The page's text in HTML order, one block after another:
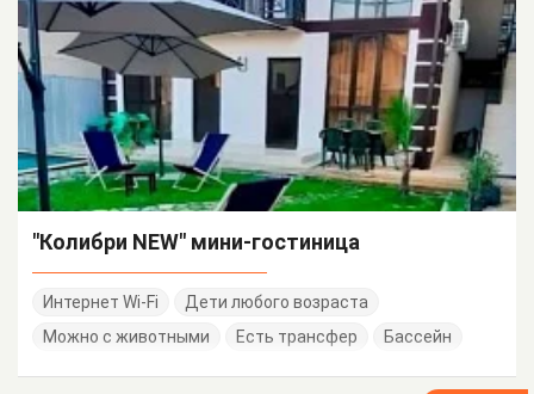
"Колибри NEW" мини-гостиница
Интернет Wi-Fi
Дети любого возраста
Можно с животными
Есть трансфер Бассейн